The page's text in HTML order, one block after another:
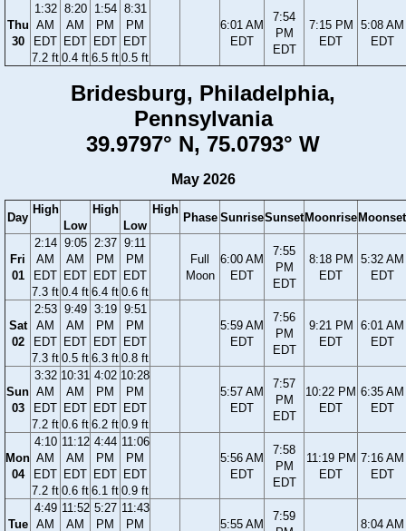
Thu
30
1:32
AM
EDT
7.2 ft
8:20
AM
EDT
0.4 ft
1:54
PM
EDT
6.5 ft
8:31
PM
EDT
0.5 ft
6:01 AM
EDT
7:54
PM
EDT
7:15 PM
EDT
5:08 AM
EDT
Bridesburg, Philadelphia,
Pennsylvania
39.9797° N, 75.0793° W
May 2026
Day
High
Low
High
Low
High
Phase SunriseSunset Moonrise Moonset
Fri
01
2:14
AM
EDT
7.3 ft
9:05
AM
EDT
0.4 ft
2:37
PM
EDT
6.4 ft
9:11
PM
EDT
0.6 ft
Full
Moon
6:00 AM
EDT
7:55
PM
EDT
8:18 PM
EDT
5:32 AM
EDT
Sat
02
2:53
AM
EDT
7.3 ft
9:49
AM
EDT
0.5 ft
3:19
PM
EDT
6.3 ft
9:51
PM
EDT
0.8 ft
5:59 AM
EDT
7:56
PM
EDT
9:21 PM
EDT
6:01 AM
EDT
Sun
03
3:32
AM
EDT
7.2 ft
10:31
AM
EDT
0.6 ft
4:02
PM
EDT
6.2 ft
10:28
PM
EDT
0.9 ft
5:57 AM
EDT
7:57
PM
EDT
10:22 PM
EDT
6:35 AM
EDT
Mon
04
4:10
AM
EDT
7.2 ft
11:12
AM
EDT
0.6 ft
4:44
PM
EDT
6.1 ft
11:06
PM
EDT
0.9 ft
5:56 AM
EDT
7:58
PM
EDT
11:19 PM
EDT
7:16 AM
EDT
Tue
4:49
AM
11:52
AM
5:27
PM
11:43
PM
5:55 AM
7:59
8:04 AM